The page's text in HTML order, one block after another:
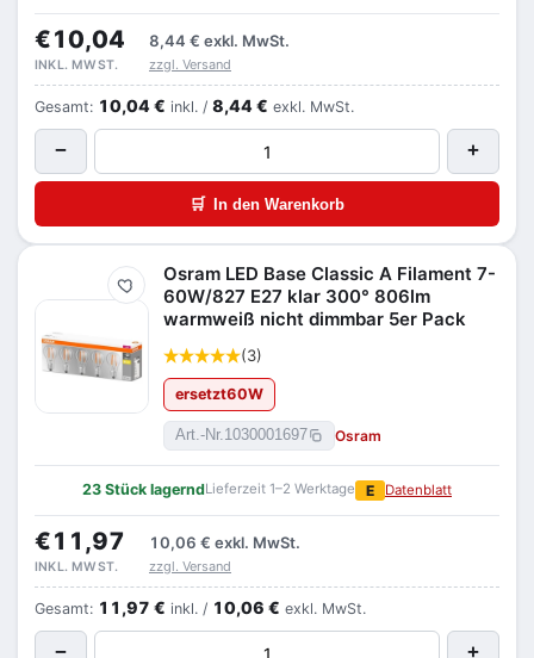
€10,04 8,44 € exkl. MwSt.
INKL. MWST. zzgl. Versand
Gesamt: 10,04 € inkl. / 8,44 € exkl. MwSt.
− +
🛒 In den Warenkorb
Merken
Osram LED Base Classic A Filament 7-
60W/827 E27 klar 300° 806lm
warmweiß nicht dimmbar 5er Pack
(3)
ersetzt60W
Art.-Nr.1030001697 Osram
23 Stück lagerndLieferzeit 1–2 Werktage E Datenblatt
€11,97 10,06 € exkl. MwSt.
INKL. MWST. zzgl. Versand
Gesamt: 11,97 € inkl. / 10,06 € exkl. MwSt.
− +